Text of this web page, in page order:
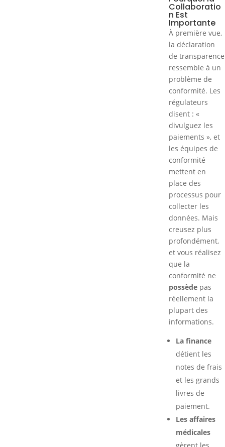
Collaboratio
n Est
Importante
À première vue,
la déclaration
de transparence
ressemble à un
problème de
conformité. Les
régulateurs
disent : «
divulguez les
paiements », et
les équipes de
conformité
mettent en
place des
processus pour
collecter les
données. Mais
creusez plus
profondément,
et vous réalisez
que la
conformité ne
possède pas
réellement la
plupart des
informations.
La finance
détient les
notes de frais
et les grands
livres de
paiement.
Les affaires
médicales